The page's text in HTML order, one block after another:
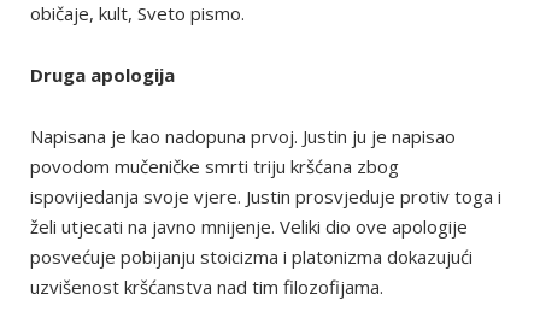
običaje, kult, Sveto pismo.
Druga apologija
Napisana je kao nadopuna prvoj. Justin ju je napisao
povodom mučeničke smrti triju kršćana zbog
ispovijedanja svoje vjere. Justin prosvjeduje protiv toga i
želi utjecati na javno mnijenje. Veliki dio ove apologije
posvećuje pobijanju stoicizma i platonizma dokazujući
uzvišenost kršćanstva nad tim filozofijama.